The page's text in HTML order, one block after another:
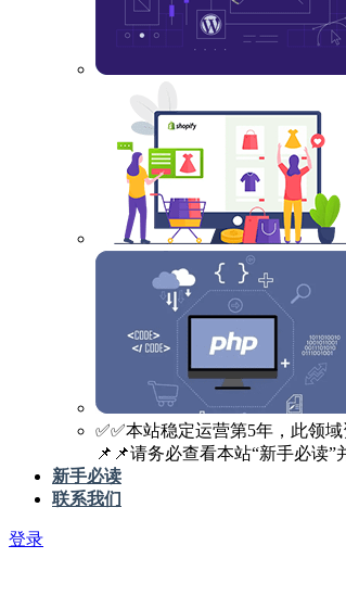
✅️✅️本站稳定运营第5年，此领
📌📌请务必查看本站“新手必读”
新手必读
联系我们
登录